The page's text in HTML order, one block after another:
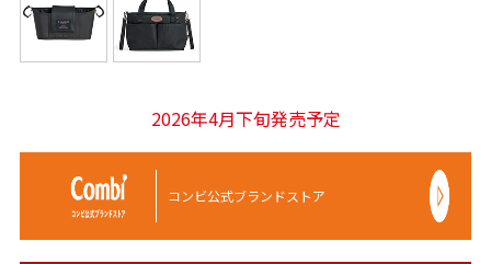
2026年4月下旬発売予定
コンビ公式ブランドストア